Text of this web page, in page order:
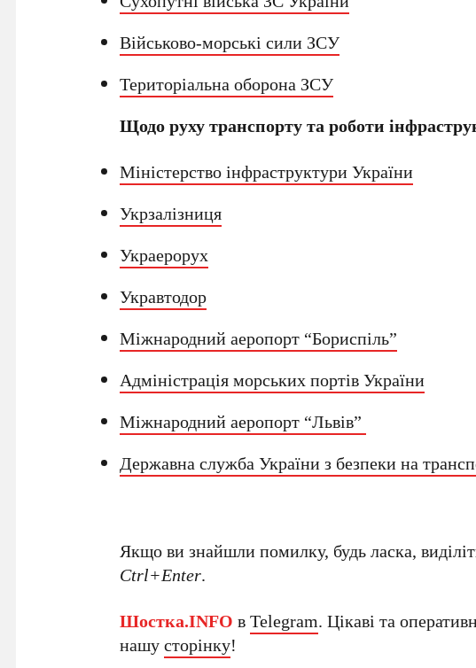
Військово-морські сили ЗСУ
Територіальна оборона ЗСУ
Щодо руху транспорту та роботи
Міністерство інфраструктури України
Укрзалізниця
Украерорух
Укравтодор
Міжнародний аеропорт “Бориспіль”
Адміністрація морських портів України
Міжнародний аеропорт “Львів”
Державна служба України з безпеки на
Якщо ви знайшли помилку, будь ласка,
Ctrl+Enter.
Шостка.INFO вTelegram. Цікаві та
нашусторінку!